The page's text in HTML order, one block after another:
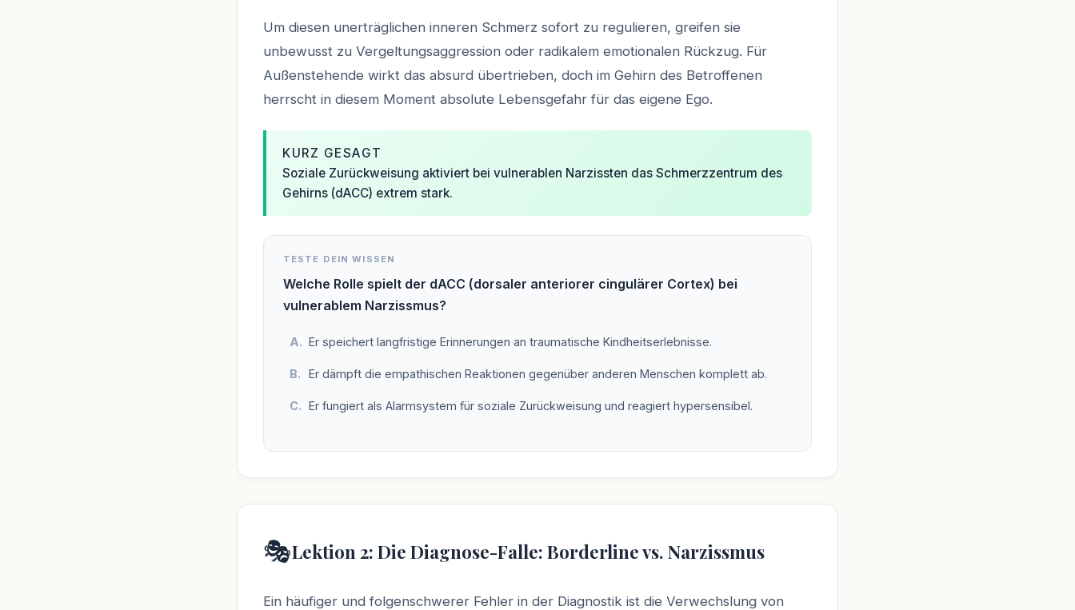
Um diesen unerträglichen inneren Schmerz sofort zu regulieren, greifen sie
unbewusst zu Vergeltungsaggression oder radikalem emotionalen Rückzug. Für
Außenstehende wirkt das absurd übertrieben, doch im Gehirn des Betroffenen
herrscht in diesem Moment absolute Lebensgefahr für das eigene Ego.
KURZ GESAGT
Soziale Zurückweisung aktiviert bei vulnerablen Narzissten das Schmerzzentrum des
Gehirns (dACC) extrem stark.
TESTE DEIN WISSEN
Welche Rolle spielt der dACC (dorsaler anteriorer cingulärer Cortex) bei
vulnerablem Narzissmus?
Er speichert langfristige Erinnerungen an traumatische Kindheitserlebnisse.
Er dämpft die empathischen Reaktionen gegenüber anderen Menschen komplett ab.
Er fungiert als Alarmsystem für soziale Zurückweisung und reagiert hypersensibel.
🎭Lektion 2: Die Diagnose-Falle: Borderline vs. Narzissmus
Ein häufiger und folgenschwerer Fehler in der Diagnostik ist die Verwechslung von